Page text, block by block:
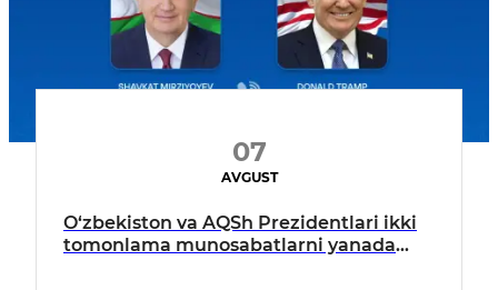
07
AVGUST
O‘zbekiston va AQSh Prezidentlari ikki
tomonlama munosabatlarni yanada